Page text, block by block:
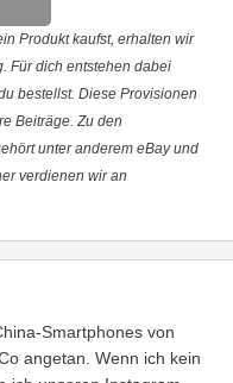
Produkt kaufst, erhalten wir
Für dich entstehen dabei
bestellst. Diese Provisionen
Beiträge. Zu den
unter anderem eBay und
verdienen wir an
Smartphones von
angetan. Wenn ich kein